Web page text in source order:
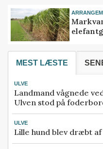
MEST LÆSTE
ULVE
Landmand vågnede
Ulven stod på
ULVE
Lille hund blev dræbt af